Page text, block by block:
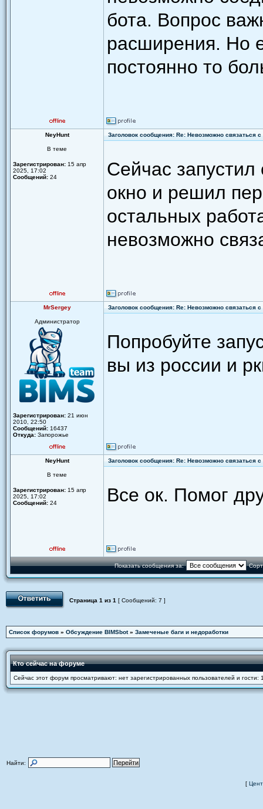
бота. Вопрос
расширения. Но
постоянно то
NeyHunt Заголовок сообщения: Re: Невозможно связаться
В теме
Зарегистрирован: 15 апр
2025, 17:02
Сообщений: 24
Сейчас
окно и решил
остальных
невозможно
MrSergey Заголовок сообщения: Re: Невозможно связаться
Администратор
Зарегистрирован: 21 июн
2010, 22:50
Сообщений: 16437
Откуда: Запорожье
Попробуйте
вы из россии и
NeyHunt Заголовок сообщения: Re: Невозможно связаться
В теме
Зарегистрирован: 15 апр
2025, 17:02
Сообщений: 24 Все ок. Помог
Показать сообщения за:
Страница 1 из 1 [ Сообщений: 7 ]
Список форумов » Обсуждение BIMSbot» Замеченые баги и недоработки
Кто сейчас на форуме
Сейчас этот форум просматривают: нет зарегистрированных пользователей и гости:
Найти:
[